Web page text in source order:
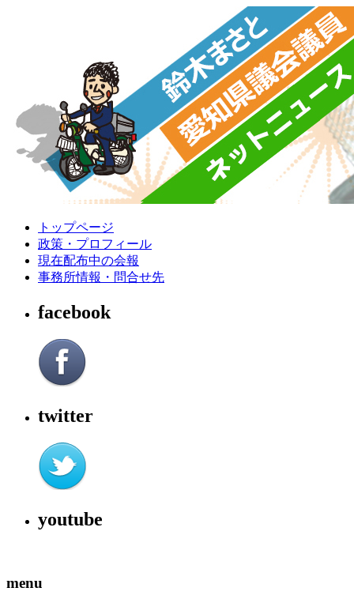
トップページ
政策・プロフィール
現在配布中の会報
事務所情報・問合せ先
facebook
twitter
youtube
menu